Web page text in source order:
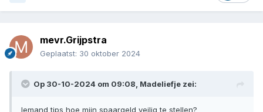
mevr.Grijpstra
Geplaatst: 30 oktober 2024
Op 30-10-2024 om 09:08, Madeliefje zei:
Iemand tips hoe mijn spaargeld veilig te stellen?